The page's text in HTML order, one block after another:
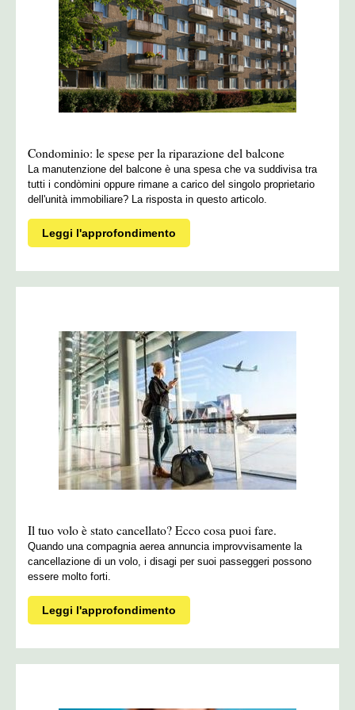
particolari e il datore può procedere nei modi che ritiene più opportuni
comunicando all'INPS i dati necessari.
In caso di lavoratore extracomunitario è necessario distinguere tra
soggetti già residenti in Italia o meno.
• Nel primo caso è sufficiente che il lavoratore sia in possesso di un
permesso di soggiorno per lo svolgimento di attività lavorativa
• Nel secondo caso, invece, il datore dovrà in primis consultare il
Decreto Flussi pubblicato annualmente dal Ministero in Gazzetta
Ufficiale con il quale sono stabiliti i flussi annuali e il numero di
permessi di soggiorno per lavoro subordinato.
Verificata positivamente la possibilità di rientrare nei flussi, il datore
dovrà far domanda agli uffici della Questura competente per territorio
lavorativa.
Condominio: le spese per la riparazione del balcone
La manutenzione del balcone è una spesa che va suddivisa tra
tutti i condòmini oppure rimane a carico del singolo proprietario
dell'unità immobiliare? La risposta in questo articolo.
Leggi l'approfondimento
Il tuo volo è stato cancellato? Ecco cosa puoi fare.
Quando una compagnia aerea annuncia improvvisamente la
cancellazione di un volo, i disagi per suoi passeggeri possono
essere molto forti.
Leggi l'approfondimento